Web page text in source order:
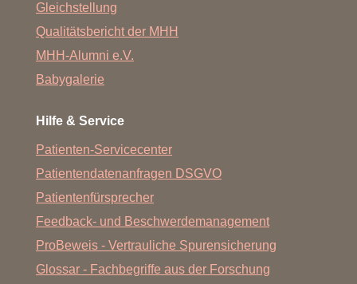
Gleichstellung
Qualitätsbericht der MHH
MHH-Alumni e.V.
Babygalerie
Hilfe & Service
Patienten-Servicecenter
Patientendatenanfragen DSGVO
Patientenfürsprecher
Feedback- und Beschwerdemanagement
ProBeweis - Vertrauliche Spurensicherung
Glossar - Fachbegriffe aus der Forschung